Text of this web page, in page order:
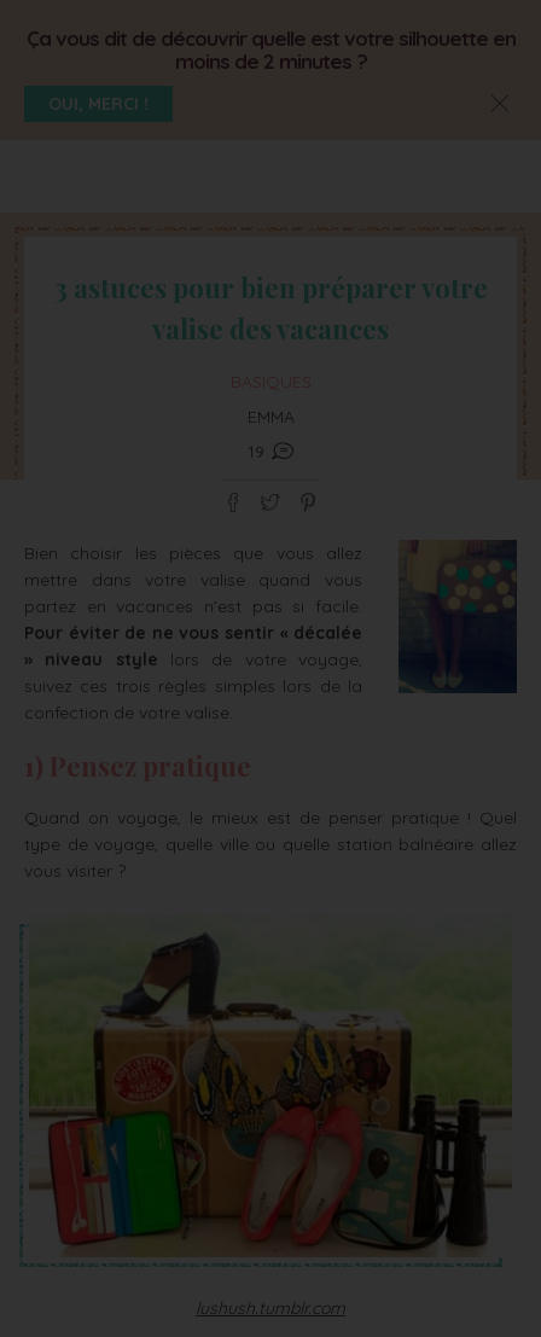
Ça vous dit de découvrir quelle est votre silhouette en
moins de 2 minutes ?
OUI, MERCI !
3 astuces pour bien préparer votre
valise des vacances
EMMA
19
Bien choisir les pièces que vous allez
mettre dans votre valise quand vous
partez en vacances n’est pas si facile.
Pour éviter de ne vous sentir « décalée
» niveau style lors de votre voyage,
suivez ces trois règles simples lors de la
confection de votre valise.
Quand on voyage, le mieux est de penser pratique ! Quel
type de voyage, quelle ville ou quelle station balnéaire allez
vous visiter ?
lushush.tumblr.com